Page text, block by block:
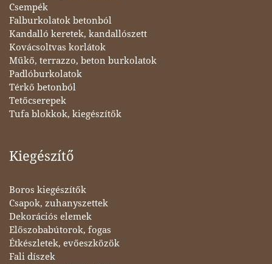
Csempék
Falburkolatok betonból
Kandalló keretek, kandallószett
Kovácsoltvas korlátok
Műkő, terrazzo, beton burkolatok
Padlóburkolatok
Térkő betonból
Tetőcserepek
Tufa blokkok, kiegészítők
Kiegészítő
Boros kiegészítők
Csapok, zuhanyszettek
Dekorációs elemek
Előszobabútorok, fogas
Étkészletek, evőeszközök
Fali díszek